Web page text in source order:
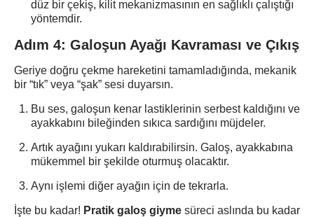
düz bir çekiş, kilit mekanizmasının en sağlıklı çalıştığı
yöntemdir.
Adım 4: Galoşun Ayağı Kavraması ve Çıkış
Geriye doğru çekme hareketini tamamladığında, mekanik
bir “tık” veya “şak” sesi duyarsın.
Bu ses, galoşun kenar lastiklerinin serbest kaldığını ve
ayakkabını bileğinden sıkıca sardığını müjdeler.
Artık ayağını yukarı kaldırabilirsin. Galoş, ayakkabına
mükemmel bir şekilde oturmuş olacaktır.
Aynı işlemi diğer ayağın için de tekrarla.
İşte bu kadar! Pratik galoş giyme süreci aslında bu kadar